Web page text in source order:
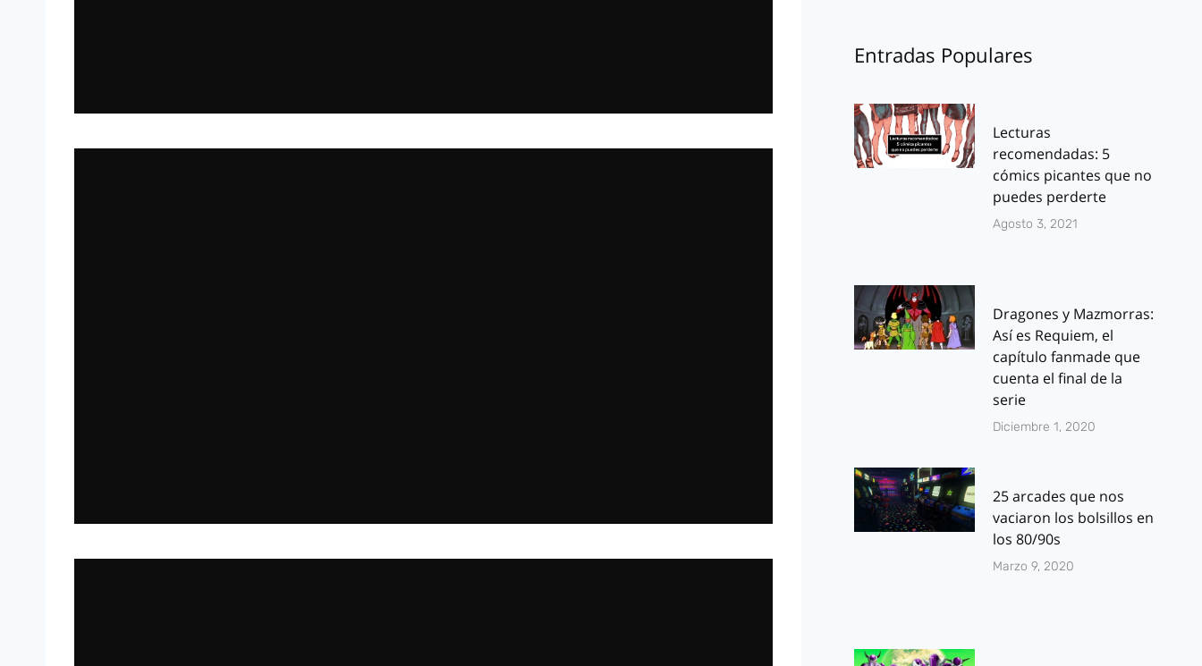
Entradas Populares
Lecturas
recomendadas: 5
cómics picantes que no
puedes perderte
Agosto 3, 2021
Dragones y Mazmorras:
Así es Requiem, el
capítulo fanmade que
cuenta el final de la
serie
Diciembre 1, 2020
25 arcades que nos
vaciaron los bolsillos en
los 80/90s
Marzo 9, 2020